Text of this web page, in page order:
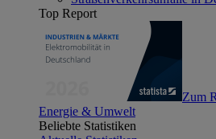
Top Report
Zum
Energie & Umwelt
Beliebte Statistiken